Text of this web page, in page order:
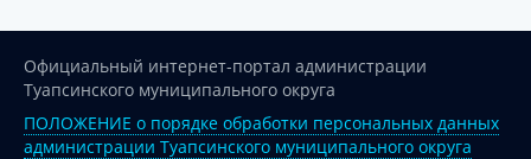
Официальный интернет-портал администрации
Туапсинского муниципального округа
ПОЛОЖЕНИЕ о порядке обработки персональных данных
администрации Туапсинского муниципального округа